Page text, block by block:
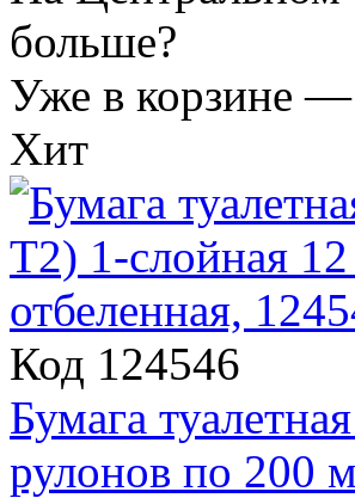
больше?
Уже в корзине —
Хит
Код 124546
Бумага
рулонов по 200